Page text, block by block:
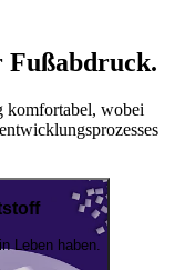
komfortabel, wobei
Leben haben.